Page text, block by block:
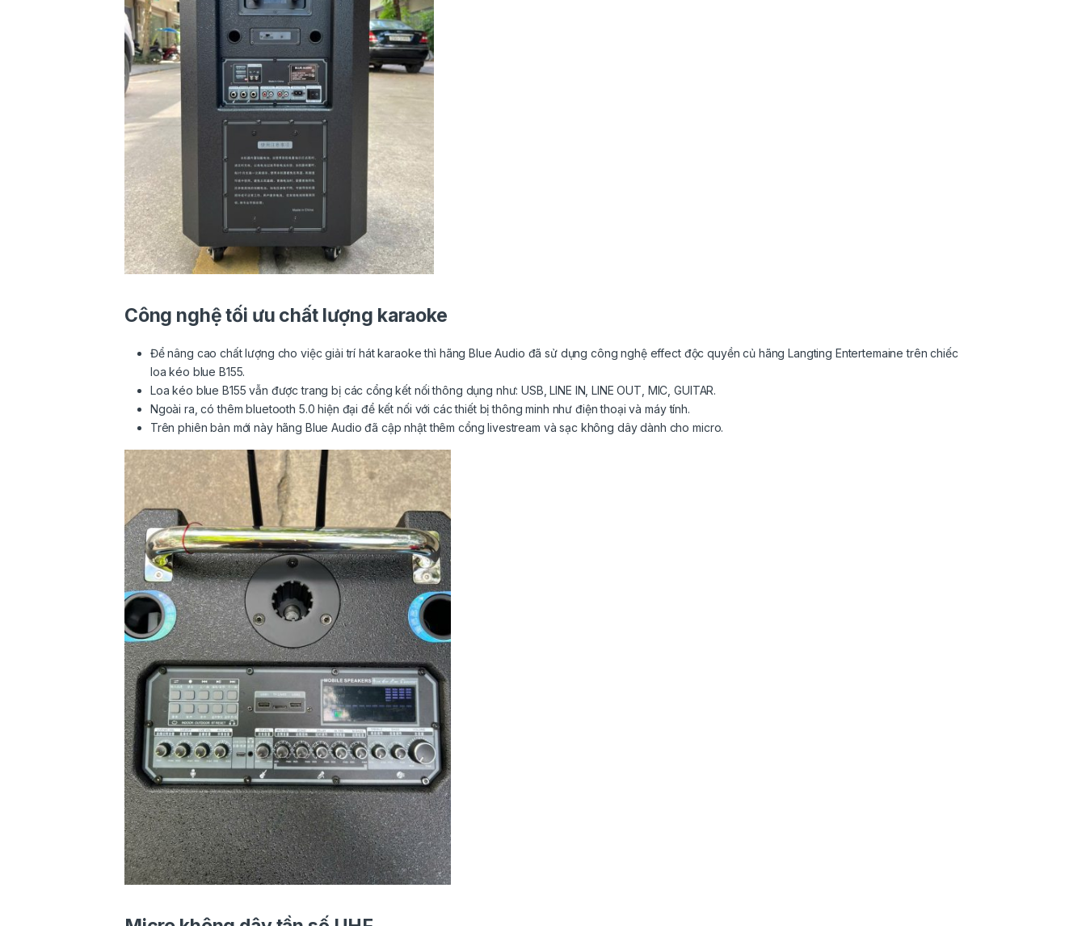
Công nghệ tối ưu chất lượng karaoke
Để nâng cao chất lượng cho việc giải trí hát karaoke thì hãng Blue Audio đã sử dụng công nghệ effect độc quyền củ hãng Langting Entertemaine trên chiếc
loa kéo blue B155.
Loa kéo blue B155 vẫn được trang bị các cổng kết nối thông dụng như: USB, LINE IN, LINE OUT, MIC, GUITAR.
Ngoài ra, có thêm bluetooth 5.0 hiện đại để kết nối với các thiết bị thông minh như điện thoại và máy tính.
Trên phiên bản mới này hãng Blue Audio đã cập nhật thêm cổng livestream và sạc không dây dành cho micro.